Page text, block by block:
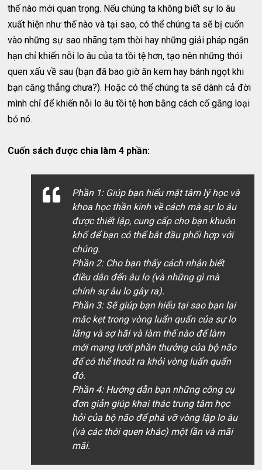
thế nào mới quan trọng. Nếu chúng ta không biết sự lo âu
xuất hiện như thế nào và tại sao, có thể chúng ta sẽ bị cuốn
vào những sự sao nhãng tạm thời hay những giải pháp ngắn
hạn chỉ khiến nỗi lo âu của ta tồi tệ hơn, tạo nên những thói
quen xấu về sau (bạn đã bao giờ ăn kem hay bánh ngọt khi
bạn căng thẳng chưa?). Hoặc có thể chúng ta sẽ dành cả đời
mình chỉ để khiến nỗi lo âu tồi tệ hơn bằng cách cố gắng loại
bỏ nó.
Cuốn sách được chia làm 4 phần:
Phần 1: Giúp bạn hiểu mặt tâm lý học và
khoa học thần kinh về cách mà sự lo âu
được thiết lập, cung cấp cho bạn khuôn
khổ để bạn có thể bắt đầu phối hợp với
chúng.
Phần 2: Cho bạn thấy cách nhận biết
điều dẫn đến âu lo (và những gì mà
chính sự âu lo gây ra).
Phần 3: Sẽ giúp bạn hiểu tại sao bạn lại
mắc kẹt trong vòng luẩn quẩn của sự lo
lắng và sợ hãi và làm thế nào để làm
mới mạng lưới phần thưởng của bộ não
để có thể thoát ra khỏi vòng luẩn quẩn
đó.
Phần 4: Hướng dẫn bạn những công cụ
đơn giản giúp khai thác trung tâm học
hỏi của bộ não để phá vỡ vòng lặp lo âu
(và các thói quen khác) một lần và mãi
mãi.